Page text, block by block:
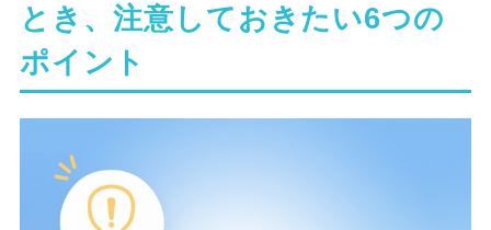
とき、注意しておきたい6つの
ポイント